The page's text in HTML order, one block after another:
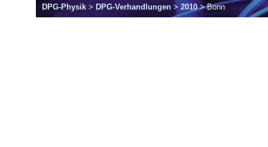
DPG-Physik > DPG-Verhandlungen > 2010> Bonn